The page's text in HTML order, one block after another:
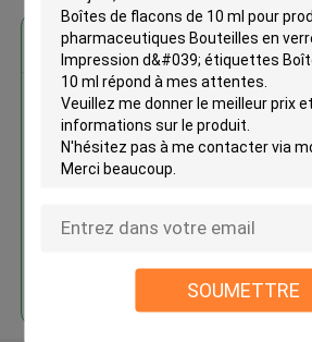
SOUMETTRE
Boîtes de
produits
Bouteilles en
Continuer